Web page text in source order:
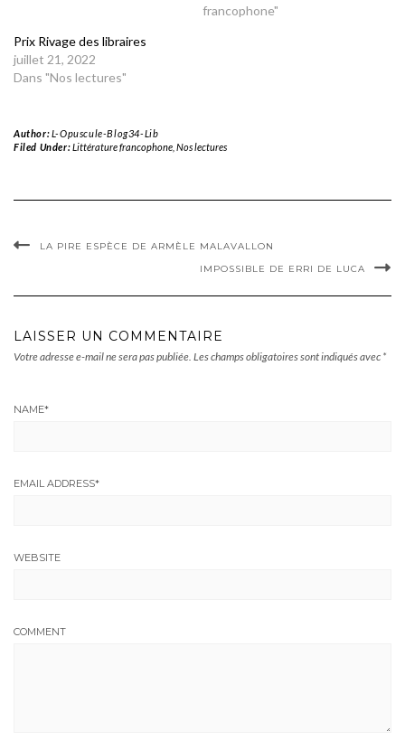
francophone"
Prix Rivage des libraires
juillet 21, 2022
Dans "Nos lectures"
Author:L-Opuscule-Blog34-Lib
Filed Under:Littérature francophone, Nos lectures
LA PIRE ESPÈCE DE ARMÈLE MALAVALLON
IMPOSSIBLE DE ERRI DE LUCA
LAISSER UN COMMENTAIRE
Votre adresse e-mail ne sera pas publiée. Les champs obligatoires sont indiqués avec *
NAME*
EMAIL ADDRESS*
WEBSITE
COMMENT